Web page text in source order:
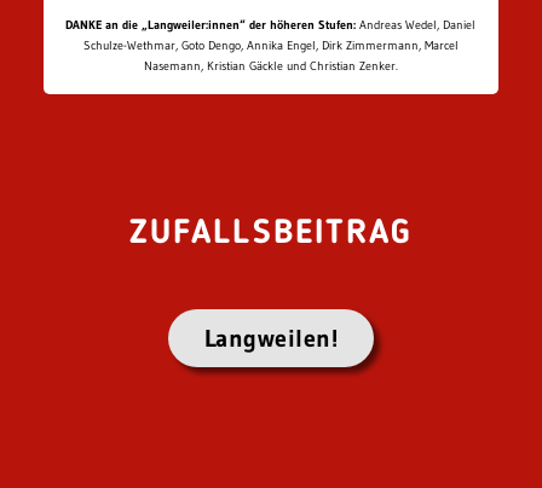
DANKE an die „Langweiler:innen“ der höheren Stufen: Andreas Wedel, Daniel
Schulze-Wethmar, Goto Dengo, Annika Engel, Dirk Zimmermann, Marcel
Nasemann, Kristian Gäckle und Christian Zenker.
ZUFALLSBEITRAG
Langweilen!